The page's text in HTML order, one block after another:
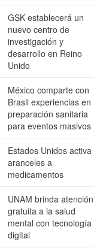
GSK establecerá un
nuevo centro de
investigación y
desarrollo en Reino
Unido
México comparte con
Brasil experiencias en
preparación sanitaria
para eventos masivos
Estados Unidos activa
aranceles a
medicamentos
UNAM brinda atención
gratuita a la salud
mental con tecnología
digital